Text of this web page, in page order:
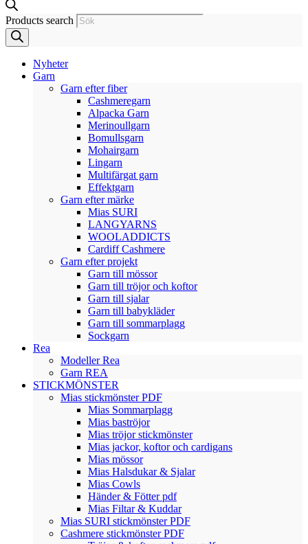
Products search
Nyheter
Garn
Garn efter fiber
Cashmeregarn
Alpacka Garn
Merinoullgarn
Bomullsgarn
Mohairgarn
Lingarn
Multifärgat garn
Effektgarn
Garn efter märke
Mias SURI
LANGYARNS
WOOLADDICTS
Cardiff Cashmere
Garn efter projekt
Garn till mössor
Garn till tröjor och koftor
Garn till sjalar
Garn till babykläder
Garn till sommarplagg
Sockgarn
Rea
Modeller Rea
Garn REA
STICKMÖNSTER
Mias stickmönster PDF
Mias Sommarplagg
Mias baströjor
Mias tröjor stickmönster
Mias jackor, koftor och cardigans
Mias mössor
Mias Halsdukar & Sjalar
Mias Cowls
Händer & Fötter pdf
Mias Filtar & Kuddar
Mias SURI stickmönster PDF
Cashmere stickmönster PDF